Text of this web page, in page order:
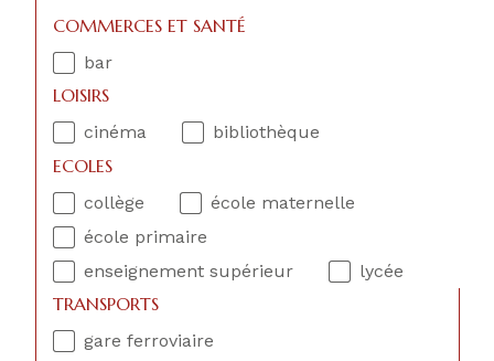
COMMERCES ET SANTÉ
bar
LOISIRS
cinéma bibliothèque
ECOLES
collège
école maternelle
école primaire
enseignement supérieur
lycée
TRANSPORTS
gare ferroviaire